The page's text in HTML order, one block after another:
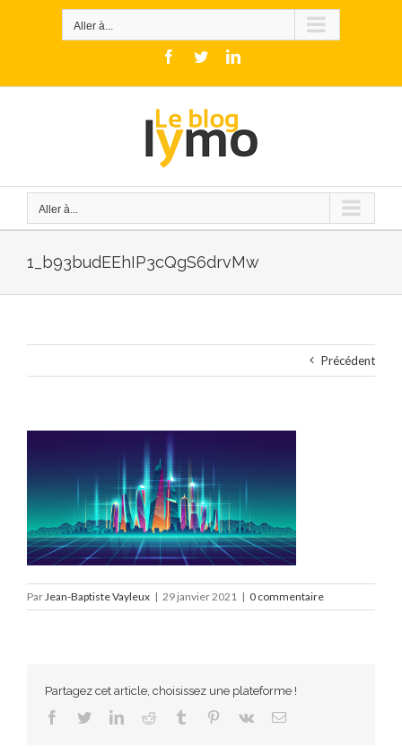
Aller à...
Facebook
TwitterLinkedIn
Aller à...
1_b93budEEhIP3cQgS6drvMw
Précédent
ParJean-Baptiste Vayleux | 29 janvier 2021 | 0 commentaire
Partagez cet article, choisissez une plateforme !
Facebook
TwitterLinkedInReddit Tumblr Pinterest
Vk Email